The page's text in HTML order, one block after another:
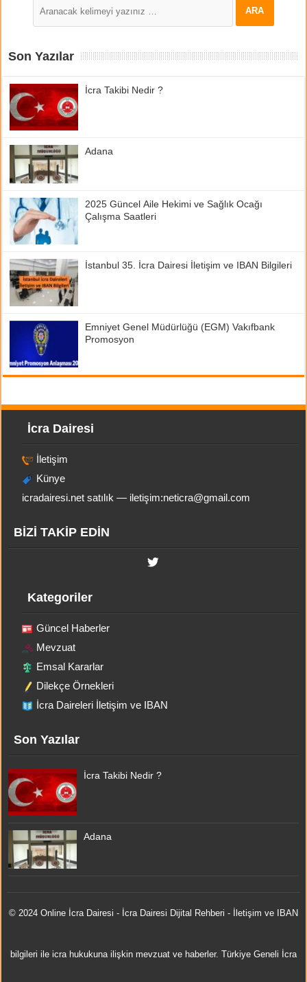
Son Yazılar
İcra Takibi Nedir ?
Adana
2025 Güncel Aile Hekimi ve Sağlık Ocağı
Çalışma Saatleri
İstanbul 35. İcra Dairesi İletişim ve IBAN Bilgileri
Emniyet Genel Müdürlüğü (EGM) Vakıfbank
Promosyon
İcra Dairesi
İletişim
Künye
icradairesi.net satılık — iletişim:neticra@gmail.com
BİZİ TAKİP EDİN
Kategoriler
Güncel Haberler
Mevzuat
Emsal Kararlar
Dilekçe Örnekleri
İcra Daireleri İletişim ve IBAN
Son Yazılar
İcra Takibi Nedir ?
Adana
© 2024 Online İcra Dairesi - İcra Dairesi Dijital Rehberi - İletişim ve IBAN
bilgileri ile icra hukukuna ilişkin mevzuat ve haberler. Türkiye Geneli İcra